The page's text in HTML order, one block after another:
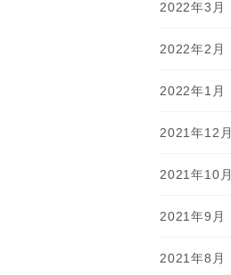
2022年3月
2022年2月
2022年1月
2021年12月
2021年10月
2021年9月
2021年8月